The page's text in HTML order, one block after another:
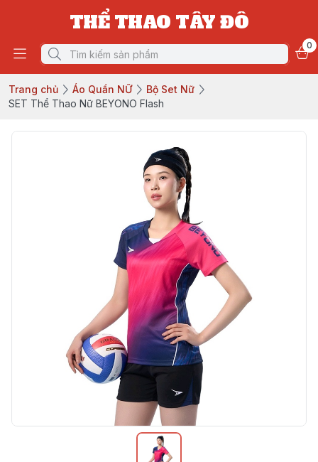
THỂ THAO TÂY ĐÔ
0
Trang chủ Áo Quần NỮ
Bộ Set Nữ
SET Thể Thao Nữ BEYONO Flash